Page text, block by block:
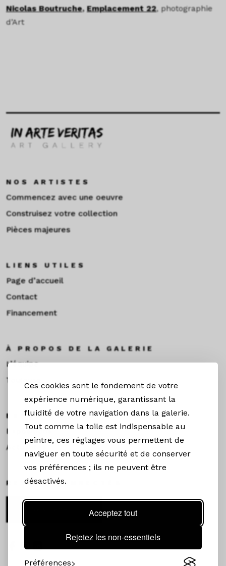
Ces cookies sont le fondement de votre
expérience numérique, garantissant la
fluidité de votre navigation dans la galerie.
Tout comme la toile est indispensable au
peintre, ces réglages vous permettent de
naviguer en toute sécurité et de conserver
vos préférences ; ils ne peuvent être
désactivés.
Acceptez tout
Rejetez les non-essentiels
Préférences
Nicolas Boutruche, Emplacement 22, photographie
d’Art
NOS ARTISTES
Commencez avec une oeuvre
Construisez votre collection
Pièces majeures
LIENS UTILES
Page d’accueil
Contact
Financement
À PROPOS DE LA GALERIE
L’équipe
Toulouse
EXPOS & ACTUS
Expositions
Actualités
RESTEZ CONNECTÉS